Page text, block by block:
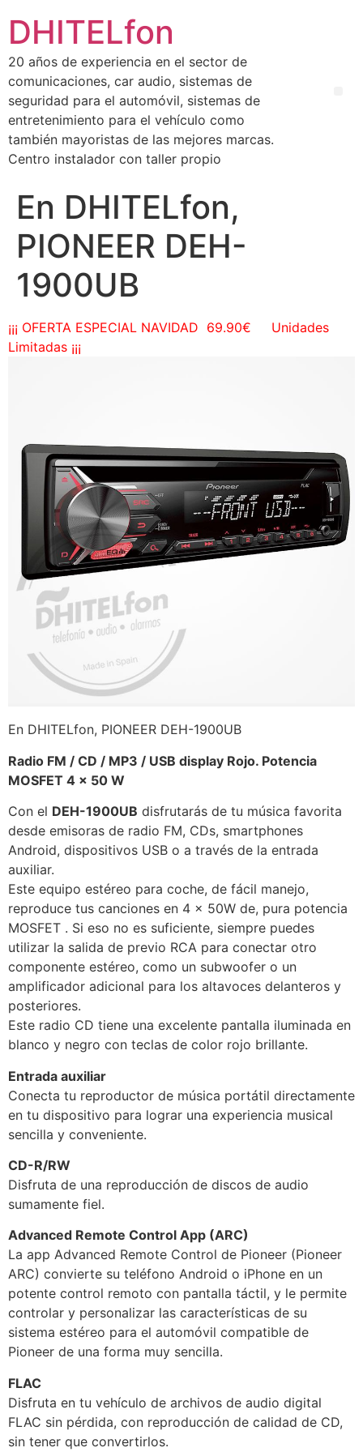
DHITELfon
20 años de experiencia en el sector de
comunicaciones, car audio, sistemas de
seguridad para el automóvil, sistemas de
entretenimiento para el vehículo como
también mayoristas de las mejores marcas.
Centro instalador con taller propio
En DHITELfon,
PIONEER DEH-
1900UB
¡¡¡ OFERTA ESPECIAL NAVIDAD 69.90€ Unidades
Limitadas ¡¡¡
En DHITELfon, PIONEER DEH-1900UB
Radio FM / CD / MP3 / USB display Rojo. Potencia
MOSFET 4 x 50 W
Con el DEH-1900UB disfrutarás de tu música favorita
desde emisoras de radio FM, CDs, smartphones
Android, dispositivos USB o a través de la entrada
auxiliar.
Este equipo estéreo para coche, de fácil manejo,
reproduce tus canciones en 4 x 50W de, pura potencia
MOSFET . Si eso no es suficiente, siempre puedes
utilizar la salida de previo RCA para conectar otro
componente estéreo, como un subwoofer o un
amplificador adicional para los altavoces delanteros y
posteriores.
Este radio CD tiene una excelente pantalla iluminada en
blanco y negro con teclas de color rojo brillante.
Entrada auxiliar
Conecta tu reproductor de música portátil directamente
en tu dispositivo para lograr una experiencia musical
sencilla y conveniente.
CD-R/RW
Disfruta de una reproducción de discos de audio
sumamente fiel.
Advanced Remote Control App (ARC)
La app Advanced Remote Control de Pioneer (Pioneer
ARC) convierte su teléfono Android o iPhone en un
potente control remoto con pantalla táctil, y le permite
controlar y personalizar las características de su
sistema estéreo para el automóvil compatible de
Pioneer de una forma muy sencilla.
FLAC
Disfruta en tu vehículo de archivos de audio digital
FLAC sin pérdida, con reproducción de calidad de CD,
sin tener que convertirlos.